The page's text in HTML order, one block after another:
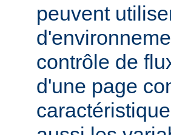
peuvent
contrôle de
d'une page